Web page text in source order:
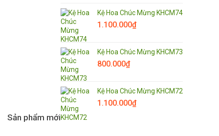
Sản phẩm mới
Kệ Hoa Chúc Mừng KHCM74
1.100.000₫
Kệ Hoa Chúc Mừng KHCM73
800.000₫
Kệ Hoa Chúc Mừng KHCM72
1.100.000₫